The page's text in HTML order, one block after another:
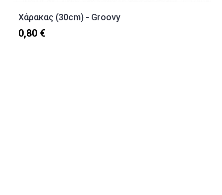
Χάρακας (30cm) - Groovy
0,80 €